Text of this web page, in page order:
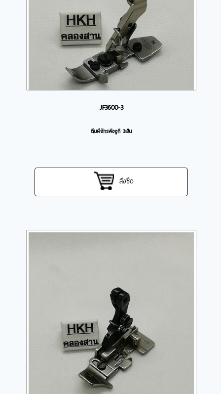
JF3600-3
ตีนผีจักรพ้งจูกิ 3เส้น
สั่งซื้อ